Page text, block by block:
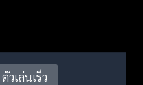
ตัวเล่นเร็ว